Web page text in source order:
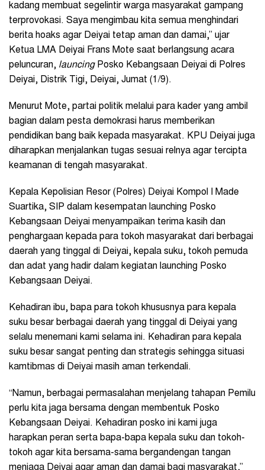
kadang membuat segelintir warga masyarakat gampang
terprovokasi. Saya mengimbau kita semua menghindari
berita hoaks agar Deiyai tetap aman dan damai,” ujar
Ketua LMA Deiyai Frans Mote saat berlangsung acara
peluncuran, launcingPosko Kebangsaan Deiyai di Polres
Deiyai, Distrik Tigi, Deiyai, Jumat (1/9).
Menurut Mote, partai politik melalui para kader yang ambil
bagian dalam pesta demokrasi harus memberikan
pendidikan bang baik kepada masyarakat. KPU Deiyai juga
diharapkan menjalankan tugas sesuai relnya agar tercipta
keamanan di tengah masyarakat.
Kepala Kepolisian Resor (Polres) Deiyai Kompol I Made
Suartika, SIP dalam kesempatan launching Posko
Kebangsaan Deiyai menyampaikan terima kasih dan
penghargaan kepada para tokoh masyarakat dari berbagai
daerah yang tinggal di Deiyai, kepala suku, tokoh pemuda
dan adat yang hadir dalam kegiatan launching Posko
Kebangsaan Deiyai.
Kehadiran ibu, bapa para tokoh khususnya para kepala
suku besar berbagai daerah yang tinggal di Deiyai yang
selalu menemani kami selama ini. Kehadiran para kepala
suku besar sangat penting dan strategis sehingga situasi
kamtibmas di Deiyai masih aman terkendali.
“Namun, berbagai permasalahan menjelang tahapan Pemilu
perlu kita jaga bersama dengan membentuk Posko
Kebangsaan Deiyai. Kehadiran posko ini kami juga
harapkan peran serta bapa-bapa kepala suku dan tokoh-
tokoh agar kita bersama-sama bergandengan tangan
menjaga Deiyai agar aman dan damai bagi masyarakat,”